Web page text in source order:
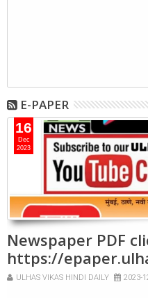
E-PAPER
16
Dec
2023
Newspaper PDF
https://
ULHAS VIKAS HINDI DAILY 2023-